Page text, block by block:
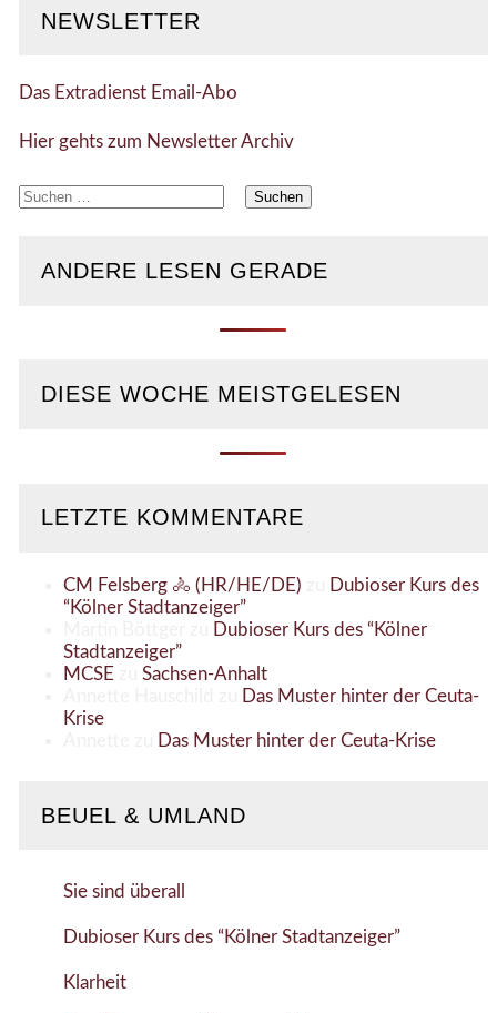
NEWSLETTER
Das Extradienst Email-Abo
Hier gehts zum Newsletter Archiv
Suchen
ANDERE LESEN GERADE
DIESE WOCHE MEISTGELESEN
LETZTE KOMMENTARE
CM Felsberg 🚴 (HR/HE/DE)
Dubioser Kurs des
“Kölner Stadtanzeiger”
Dubioser Kurs des “Kölner
Stadtanzeiger”
MCSE
Sachsen-Anhalt
Das Muster hinter der Ceuta-
Krise
Das Muster hinter der Ceuta-Krise
BEUEL & UMLAND
Sie sind überall
Dubioser Kurs des “Kölner Stadtanzeiger”
Klarheit